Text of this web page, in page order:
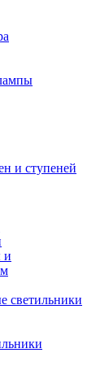
и ступеней
и
светильники